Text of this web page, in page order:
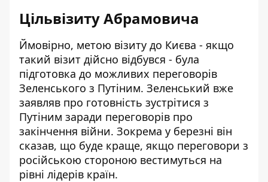
Цільвізиту Абрамовича
Ймовірно, метою візиту до Києва - якщо
такий візит дійсно відбувся - була
підготовка до можливих переговорів
Зеленського з Путіним. Зеленський вже
заявляв про готовність зустрітися з
Путіним заради переговорів про
закінчення війни. Зокрема у березні він
сказав, що буде краще, якщо переговори з
російською стороною вестимуться на
рівні лідерів країн.